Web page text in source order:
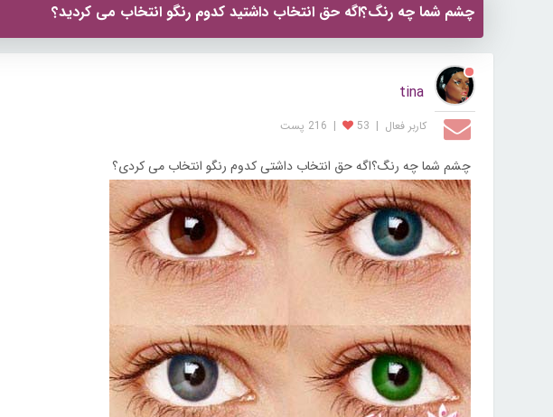
چشم شما چه رنگ؟اگه حق انتخاب داشتید کدوم رنگو انتخاب می کردید؟
tina
کاربر فعال |
53
| 216 پست
چشم شما چه رنگ؟اگه حق انتخاب داشتی کدوم رنگو انتخاب می کردی؟